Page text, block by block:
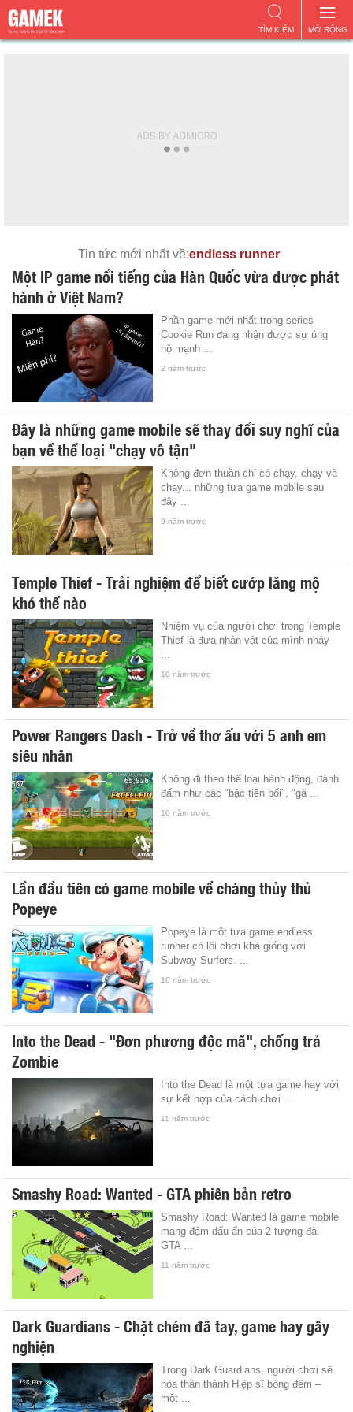
MỞ RỘNG
TÌM KIẾM
Tin tức mới nhất về:endless runner
Một IP game nổi tiếng của Hàn Quốc vừa được phát
hành ở Việt Nam?
Phần game mới nhất trong series
Cookie Run đang nhận được sự ủng
hộ mạnh ...
2 năm trước
Đây là những game mobile sẽ thay đổi suy nghĩ của
bạn về thể loại "chạy vô tận"
Không đơn thuần chỉ có chạy, chạy và
chạy... những tựa game mobile sau
đây ...
9 năm trước
Temple Thief - Trải nghiệm để biết cướp lăng mộ
khó thế nào
Nhiệm vụ của người chơi trong Temple
Thief là đưa nhân vật của mình nhảy
10 năm trước
Power Rangers Dash - Trở về thơ ấu với 5 anh em
siêu nhân
Không đi theo thể loại hành động, đánh
đấm như các "bậc tiền bối", "gã ...
10 năm trước
Lần đầu tiên có game mobile về chàng thủy thủ
Popeye
Popeye là một tựa game endless
runner có lối chơi khá giống với
Subway Surfers. ...
10 năm trước
Into the Dead - "Đơn phương độc mã", chống trả
Zombie
Into the Dead là một tựa game hay với
sự kết hợp của cách chơi ...
11 năm trước
Smashy Road: Wanted - GTA phiên bản retro
Smashy Road: Wanted là game mobile
mang đậm dấu ấn của 2 tượng đài
GTA ...
11 năm trước
Dark Guardians - Chặt chém đã tay, game hay gây
nghiện
Trong Dark Guardians, người chơi sẽ
hóa thân thành Hiệp sĩ bóng đêm –
một ...